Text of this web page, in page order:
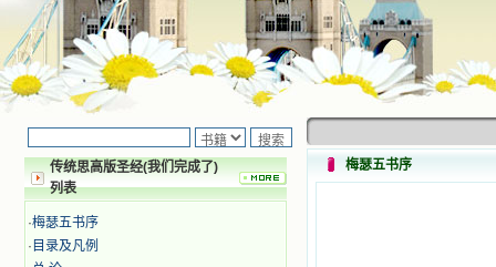
传统思高版圣经(我们完成了)
列表
·梅瑟五书序
· 目录及凡例
梅瑟五书序